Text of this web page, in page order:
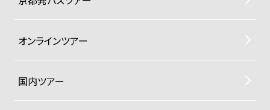
オンラインツアー
国内ツアー